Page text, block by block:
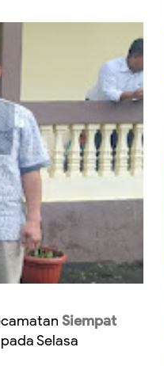
Siempat
Selasa